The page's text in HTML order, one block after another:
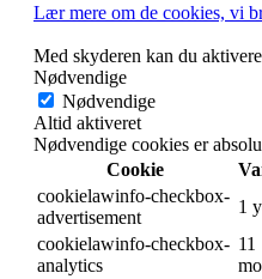
Lær mere om de cookies, vi
Med skyderen kan du
Nødvendige
Nødvendige
Altid aktiveret
Nødvendige cookies er
Cookie
cookielawinfo-checkbox-
advertisement
1
cookielawinfo-checkbox-
analytics
11